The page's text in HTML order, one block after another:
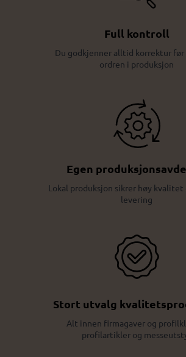
Full kontroll
Du godkjenner alltid korrektur
ordren i produksjon
Egen
Lokal produksjon sikrer høy kvalitet
levering
Stort utvalg
Alt innen firmagaver og
profilartikler og